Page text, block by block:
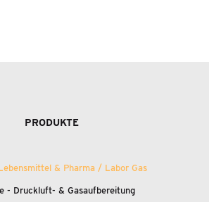
PRODUKTE
& Pharma / Labor Gas
- Druckluft- &Gasaufbereitung